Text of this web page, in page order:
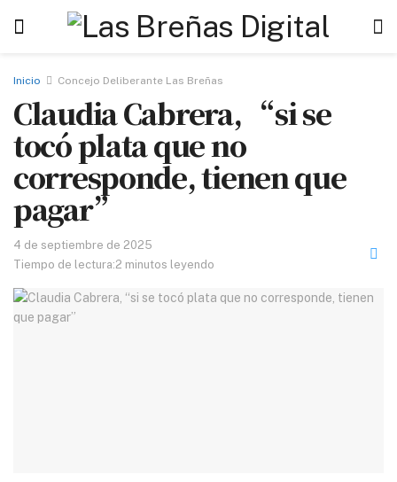
Inicio Concejo Deliberante Las Breñas
Claudia Cabrera, “si se
tocó plata que no
corresponde, tienen que
pagar”
4 de septiembre de 2025
Tiempo de lectura:2 minutos leyendo